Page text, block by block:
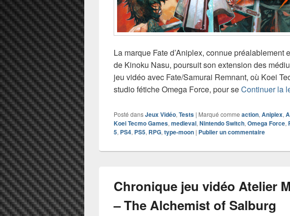
La marque Fate d’Aniplex, connue préalablement
de Kinoku Nasu, poursuit son extension des
jeu vidéo avec Fate/Samurai Remnant, où Koei
studio fétiche Omega Force, pour seContinuer la
Posté dansJeux Vidéo, Tests | Marqué comme action, Aniplex,
Koei Tecmo Games, medieval, Nintendo Switch, Omega Force,
5, PS4, PS5, RPG, type-moon | Publier un commentaire
Chronique jeu vidéo Atelier
– The Alchemist of Salburg